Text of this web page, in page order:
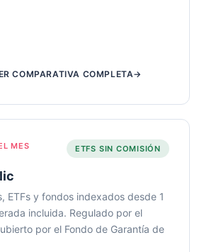
COMPARATIVA COMPLETA
MES ETFS SIN COMISIÓN
ETFs y fondos indexados desde 1
incluida. Regulado por el
por el Fondo de Garantía de